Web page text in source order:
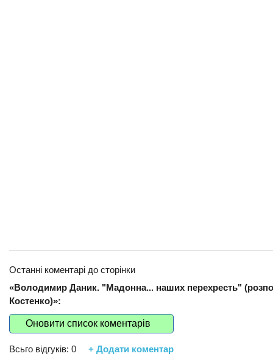
Останні коментарі до сторінки
«Володимир Даник. "Мадонна... наших перехресть"
Костенко)»:
Оновити список коментарів
Всьго відгуків: 0 + Додати коментар